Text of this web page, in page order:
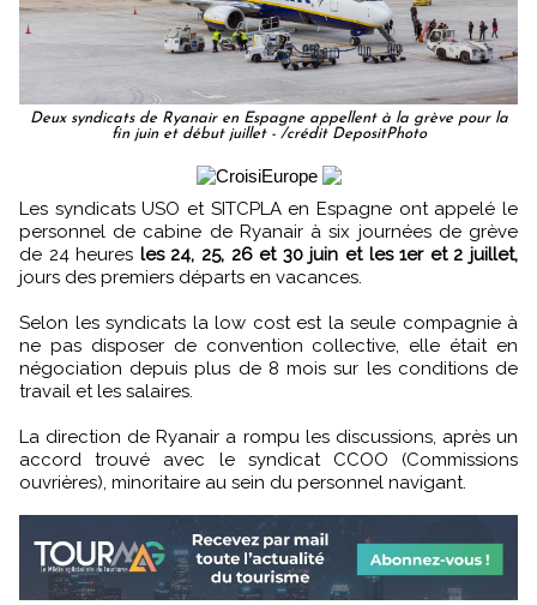
Deux syndicats de Ryanair en Espagne appellent à la grève pour la
fin juin et début juillet - /crédit DepositPhoto
Les syndicats USO et SITCPLA en Espagne ont appelé le
personnel de cabine de Ryanair à six journées de grève
de 24 heures les 24, 25, 26 et 30 juin et les 1er et 2 juillet,
jours des premiers départs en vacances.
Selon les syndicats la low cost est la seule compagnie à
ne pas disposer de convention collective, elle était en
négociation depuis plus de 8 mois sur les conditions de
travail et les salaires.
La direction de Ryanair a rompu les discussions, après un
accord trouvé avec le syndicat CCOO (Commissions
ouvrières), minoritaire au sein du personnel navigant.